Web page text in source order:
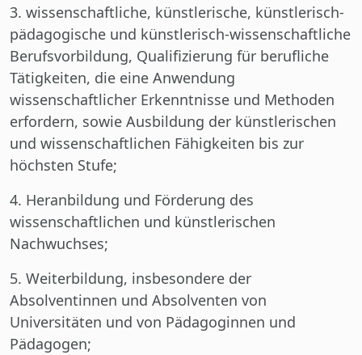
3. wissenschaftliche, künstlerische, künstlerisch-
pädagogische und künstlerisch-wissenschaftliche
Berufsvorbildung, Qualifizierung für berufliche
Tätigkeiten, die eine Anwendung
wissenschaftlicher Erkenntnisse und Methoden
erfordern, sowie Ausbildung der künstlerischen
und wissenschaftlichen Fähigkeiten bis zur
höchsten Stufe;
4. Heranbildung und Förderung des
wissenschaftlichen und künstlerischen
Nachwuchses;
5. Weiterbildung, insbesondere der
Absolventinnen und Absolventen von
Universitäten und von Pädagoginnen und
Pädagogen;